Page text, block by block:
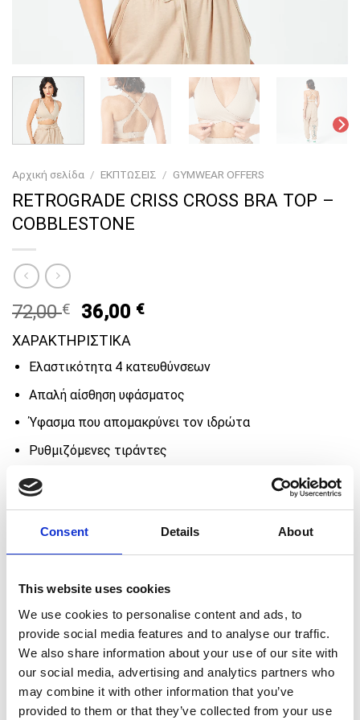
Consent Details About
This website uses cookies
We use cookies to personalise content and ads, to
provide social media features and to analyse our traffic.
We also share information about your use of our site with
our social media, advertising and analytics partners who
may combine it with other information that you’ve
provided to them or that they’ve collected from your use
Αρχική σελίδα / ΕΚΠΤΩΣΕΙΣ / GYMWEAR OFFERS
RETROGRADE CRISS CROSS BRA TOP –
COBBLESTONE
72,00€
Original
price
was:
72,00 €.
36,00 €Current
36,00 €.
ΧΑΡΑΚΤΗΡΙΣΤΙΚΑ
Ελαστικότητα 4 κατευθύνσεων
Απαλή αίσθηση υφάσματος
Ύφασμα που απομακρύνει τον ιδρώτα
Ρυθμιζόμενες τιράντες
Εσωτερική επένδυση από αφρώδες μαξιλαράκι για
καλύτερη στήριξη
Σχέδιο που τυλίγει χιαστί την κοιλιά
Nylon (65%) – Spandex (35%)
ΕΦΑΡΜΟΓΗ
Το μοντέλο φοράει Small: Ύψος 1,73 μ // Στήθος: 81,2
εκ // Μέση: 60,9 εκ // Γοφοί: 88,9 εκ
Αθλητική εφαρμογή
Μέτρια στήριξη